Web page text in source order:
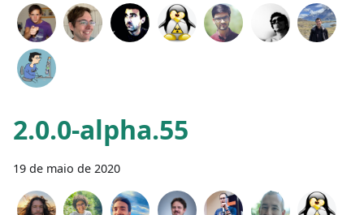
2.0.0-alpha.55
19 de maio de 2020